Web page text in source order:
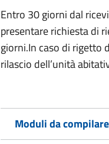
Entro 30 giorni dal
presentare richiesta di
giorni.In caso di rigetto
rilascio dell’unità
Moduli da